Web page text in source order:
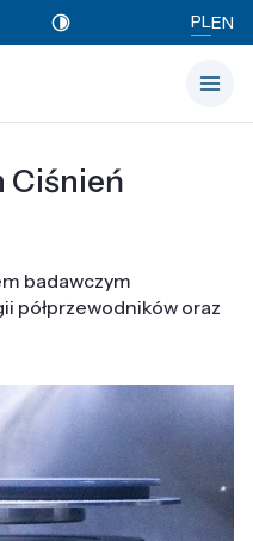
PLEN
Ciśnień
badawczym
półprzewodników oraz